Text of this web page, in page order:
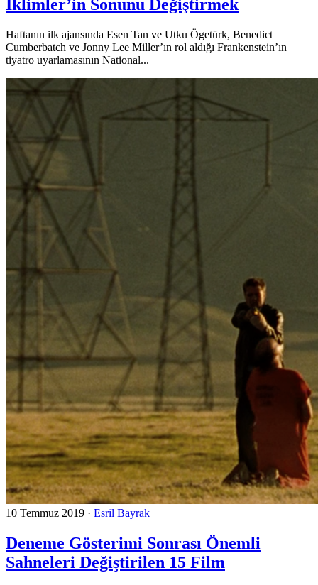
İklimler’in Sonunu Değiştirmek
Haftanın ilk ajansında Esen Tan ve Utku Ögetürk, Benedict
Cumberbatch ve Jonny Lee Miller’ın rol aldığı Frankenstein’ın
tiyatro uyarlamasının National...
10 Temmuz 2019 · Esril Bayrak
Deneme Gösterimi Sonrası Önemli
Sahneleri Değiştirilen 15 Film